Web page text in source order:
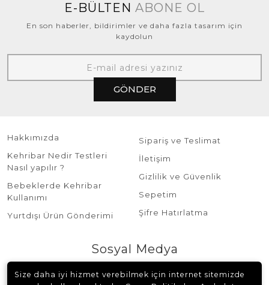
E-BÜLTEN ABONE OL
En son haberler, bildirimler ve daha fazla tasarım için
kaydolun
GÖNDER
Hakkımızda
Kehribar Nedir Testleri
Nasıl yapılır ?
Bebeklerde Kehribar
Kullanımı
Yurtdışı Ürün Gönderimi
Sipariş ve Teslimat
İletişim
Gizlilik ve Güvenlik
Sepetim
Şifre Hatırlatma
Sosyal Medya
Size daha iyi hizmet verebilmek için internet sitemizde